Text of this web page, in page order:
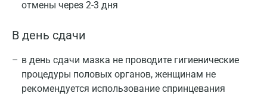
отмены через 2-3 дня
В день сдачи
в день сдачи мазка не проводите гигиенические
процедуры половых органов, женщинам не
рекомендуется использование спринцевания